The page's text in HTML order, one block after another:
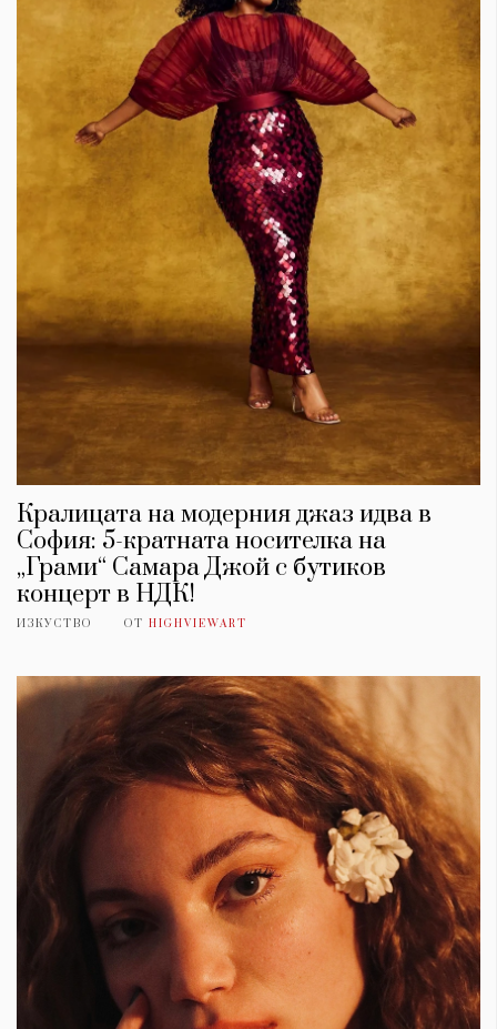
Кралицата на модерния джаз идва в
София: 5-кратната носителка на
„Грами“ Самара Джой с бутиков
концерт в НДК!
ИЗКУСТВО ОТ HIGHVIEWART